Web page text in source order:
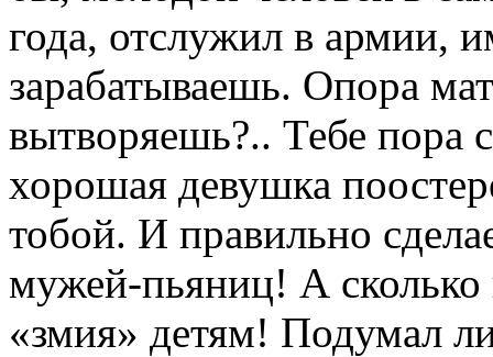
года, отслужил в армии,
зарабатываешь. Опора
вытворяешь?.. Тебе пора
хорошая девушка
тобой. И правильно
мужей-пьяниц! А сколько
«змия» детям! Подумал